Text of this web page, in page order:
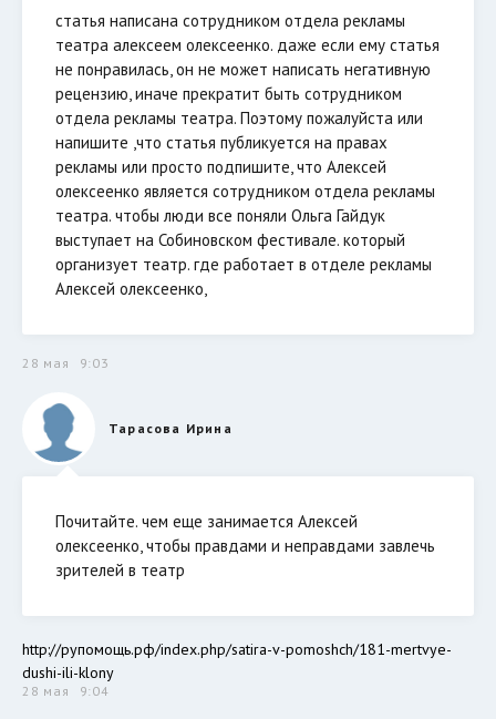
статья написана сотрудником отдела рекламы
театра алексеем олексеенко. даже если ему статья
не понравилась, он не может написать негативную
рецензию, иначе прекратит быть сотрудником
отдела рекламы театра. Поэтому пожалуйста или
напишите ,что статья публикуется на правах
рекламы или просто подпишите, что Алексей
олексеенко является сотрудником отдела рекламы
театра. чтобы люди все поняли Ольга Гайдук
выступает на Собиновском фестивале. который
организует театр. где работает в отделе рекламы
Алексей олексеенко,
28 мая 9:03
Тарасова Ирина
Почитайте. чем еще занимается Алексей
олексеенко, чтобы правдами и неправдами завлечь
зрителей в театр
http://рупомощь.рф/index.php/satira-v-pomoshch/181-mertvye-
dushi-ili-klony
28 мая 9:04